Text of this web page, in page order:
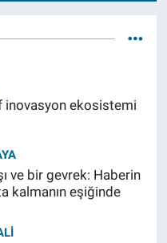
inovasyon ekosistemi
ve bir gevrek: Haberin
kalmanın eşiğinde